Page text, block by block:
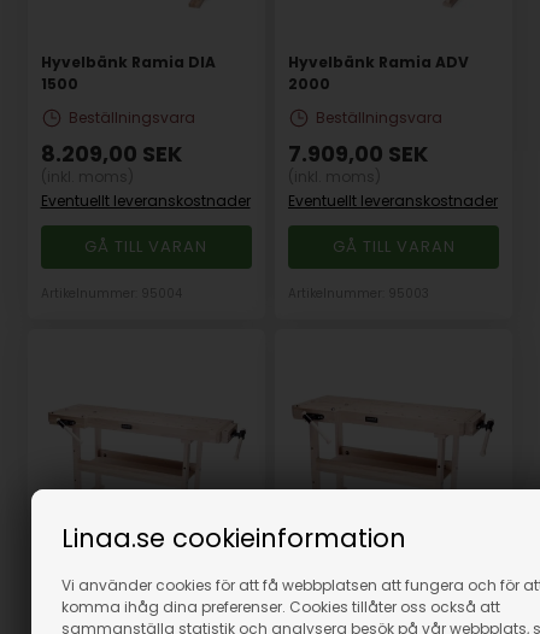
Linaa.se cookieinformation
Vi använder cookies för att få webbplatsen att fungera och för
komma ihåg dina preferenser. Cookies tillåter oss också att
sammanställa statistik och analysera besök på vår webbplats,
Hyvelbänk Ramia DIA
1500
Beställningsvara
8.209,00 SEK
Eventuellt leveranskostnader
GÅ TILL VARAN
Hyvelbänk Ramia ADV
2000
Beställningsvara
7.909,00 SEK
Eventuellt leveranskostnader
GÅ TILL VARAN
Hyvelbänk Ramia ADV
1700
Hyvelbänk Ramia ADV
1500